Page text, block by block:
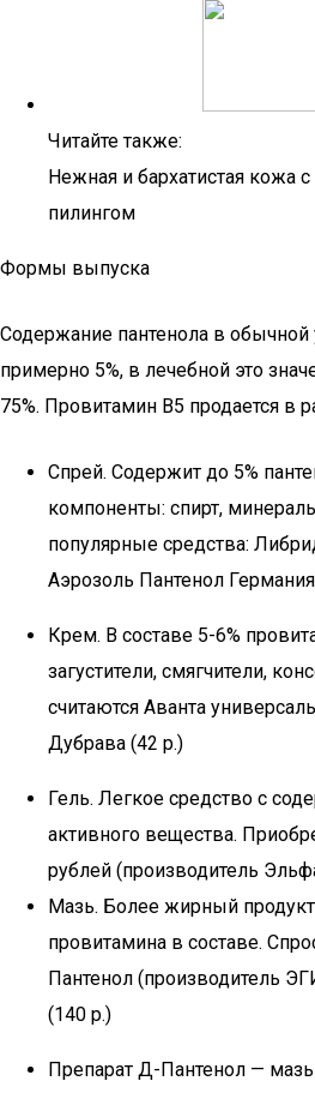
Читайте также:
Нежная и бархатистая кожа
пилингом
Формы выпуска
Содержание пантенола в
примерно 5%, в лечебной это
75%. Провитамин В5 продается в
Спрей. Содержит до 5%
компоненты: спирт,
популярные средства:
Аэрозоль Пантенол
Крем. В составе 5-6%
загустители, смягчители,
считаются Аванта
Дубрава (42 р.)
Гель. Легкое средство с
активного вещества.
рублей (производитель
Мазь. Более жирный
провитамина в составе.
Пантенол (производитель
(140 р.)
Препарат Д-Пантенол —